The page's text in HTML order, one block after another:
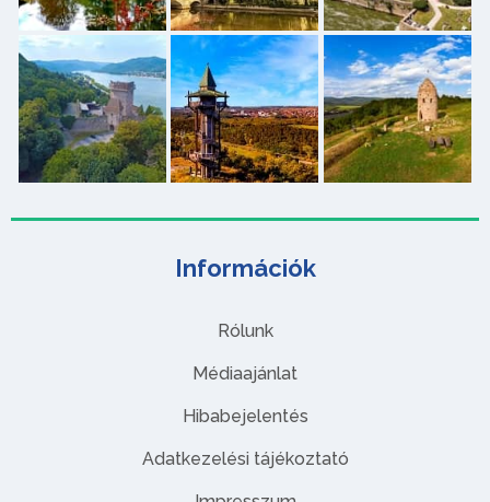
Információk
Rólunk
Médiaajánlat
Hibabejelentés
Adatkezelési tájékoztató